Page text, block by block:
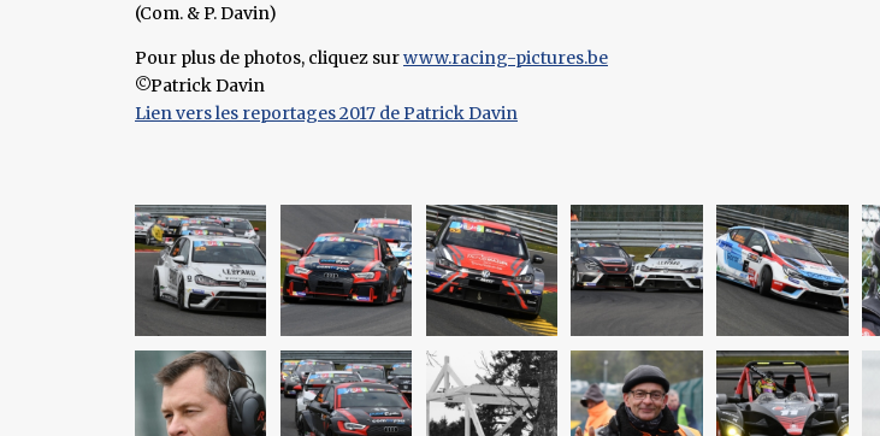
(Com. & P. Davin)
Pour plus de photos, cliquez surwww.racing-pictures.be
©Patrick Davin
Lien vers les reportages 2017 de Patrick Davin